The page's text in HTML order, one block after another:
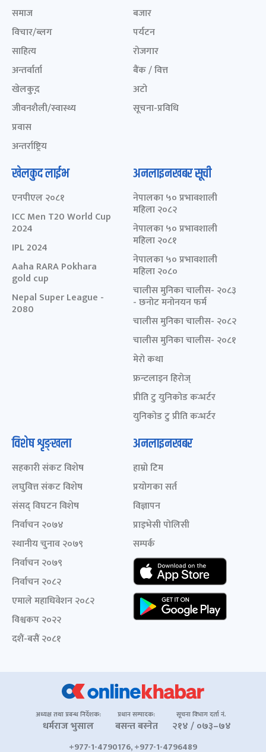
समाज
विचार/ब्लग
साहित्य
अन्तर्वार्ता
खेलकुद़़
जीवनशैली/स्वास्थ्य
प्रवास
अन्तर्राष्ट्रिय
बजार
पर्यटन
रोजगार
बैंक / वित्त
अटो
सूचना-प्रविधि
खेलकुद लाईभ
एनपीएल २०८१
ICC Men T20 World Cup
2024
IPL 2024
Aaha RARA Pokhara
gold cup
Nepal Super League -
2080
अनलाइनखबर सूची
नेपालका ५० प्रभावशाली
महिला २०८२
नेपालका ५० प्रभावशाली
महिला २०८१
नेपालका ५० प्रभावशाली
महिला २०८०
चालीस मुनिका चालीस- २०८३
- छनोट मनोनयन फर्म
चालीस मुनिका चालीस- २०८२
चालीस मुनिका चालीस- २०८१
मेरो कथा
फ्रन्टलाइन हिरोज्
प्रीति टु युनिकोड कन्भर्टर
युनिकोड टु प्रीति कन्भर्टर
विशेष शृङ्खला
सहकारी संकट विशेष
लघुवित्त संकट विशेष
संसद् विघटन विशेष
निर्वाचन २०७४
स्थानीय चुनाव २०७९
निर्वाचन २०७९
निर्वाचन २०८२
एमाले महाधिवेशन २०८२
विश्वकप २०२२
दशैं-बसैं २०८१
अनलाइनखबर
हाम्रो टिम
प्रयोगका सर्त
विज्ञापन
प्राइभेसी पोलिसी
सम्पर्क
अध्यक्ष तथा प्रबन्ध निर्देशक:
धर्मराज भुसाल
प्रधान सम्पादक:
बसन्त बस्नेत
सूचना विभाग दर्ता नं.
२१४ / ०७३–७४
+977-1-4790176, +977-1-4796489